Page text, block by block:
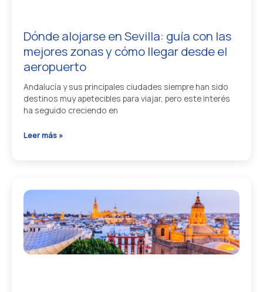
Dónde alojarse en Sevilla: guía con las
mejores zonas y cómo llegar desde el
aeropuerto
Andalucía y sus principales ciudades siempre han sido
destinos muy apetecibles para viajar, pero este interés
ha seguido creciendo en
Dónde
guía
las
mejores
zonas
Leer más »